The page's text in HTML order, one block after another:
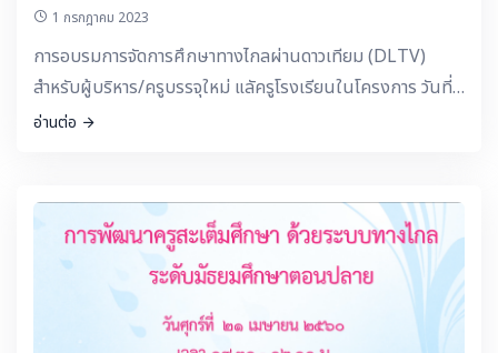
1 กรกฎาคม 2023
การอบรมการจัดการศึกษาทางไกลผ่านดาวเทียม (DLTV)
สำหรับผู้บริหาร/ครูบรรจุใหม่ แลัครูโรงเรียนในโครงการ วันที่
26 กรกฎาคม 2560
อ่านต่อ